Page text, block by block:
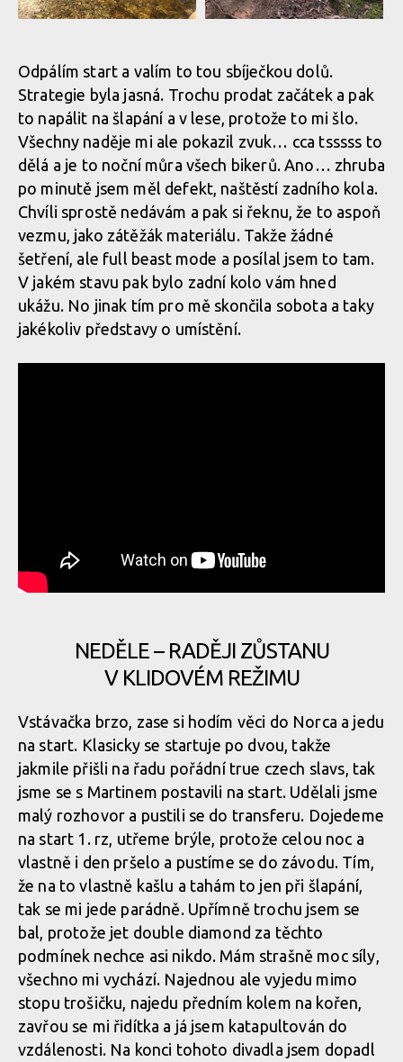
klidovém režimu
Report: Max Adami na EWS
ve Whistleru skončil v
klidovém režimu
Report: Max Adami na EWS
ve Whistleru skončil v
klidovém režimu
klidovém režimu
Report: Max Adami na EWS
ve Whistleru skončil v
klidovém režimu
Report: Max Adami na EWS
klidovém režimu
Odpálím start a valím to tou sbíječkou dolů.
Strategie byla jasná. Trochu prodat začátek a pak
to napálit na šlapání a v lese, protože to mi šlo.
Všechny naděje mi ale pokazil zvuk… cca tsssss to
dělá a je to noční můra všech bikerů. Ano… zhruba
po minutě jsem měl defekt, naštěstí zadního kola.
Chvíli sprostě nedávám a pak si řeknu, že to aspoň
vezmu, jako zátěžák materiálu. Takže žádné
šetření, ale full beast mode a posílal jsem to tam.
V jakém stavu pak bylo zadní kolo vám hned
ukážu. No jinak tím pro mě skončila sobota a taky
jakékoliv představy o umístění.
NEDĚLE – RADĚJI ZŮSTANU
V KLIDOVÉM REŽIMU
Vstávačka brzo, zase si hodím věci do Norca a jedu
na start. Klasicky se startuje po dvou, takže
jakmile přišli na řadu pořádní true czech slavs, tak
jsme se s Martinem postavili na start. Udělali jsme
malý rozhovor a pustili se do transferu. Dojedeme
na start 1. rz, utřeme brýle, protože celou noc a
vlastně i den pršelo a pustíme se do závodu. Tím,
že na to vlastně kašlu a tahám to jen při šlapání,
tak se mi jede parádně. Upřímně trochu jsem se
bal, protože jet double diamond za těchto
podmínek nechce asi nikdo. Mám strašně moc síly,
všechno mi vychází. Najednou ale vyjedu mimo
stopu trošičku, najedu předním kolem na kořen,
zavřou se mi řidítka a já jsem katapultován do
vzdálenosti. Na konci tohoto divadla jsem dopadl